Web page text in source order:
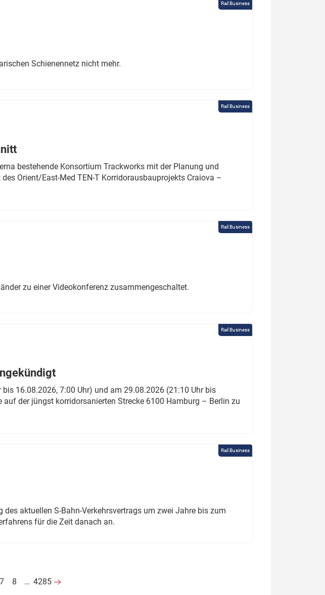
Rail Business
Schienennetz nicht mehr.
Rail Business
bestehende Konsortium Trackworks mit der Planung und
Orient/East-Med TEN-T Korridorausbauprojekts Craiova –
Rail Business
zu einer Videokonferenz zusammengeschaltet.
Rail Business
16.08.2026, 7:00 Uhr) und am 29.08.2026 (21:10 Uhr bis
der jüngst korridorsanierten Strecke 6100 Hamburg – Berlin zu
Rail Business
aktuellen S-Bahn-Verkehrsvertrags um zwei Jahre bis zum
für die Zeit danach an.
7 8 … 4285